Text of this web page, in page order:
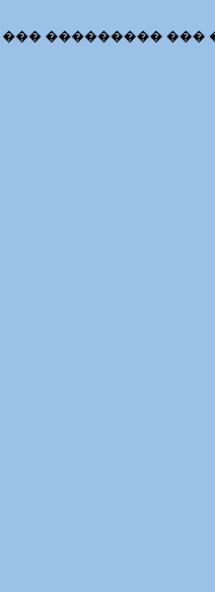
��� ��������� ���